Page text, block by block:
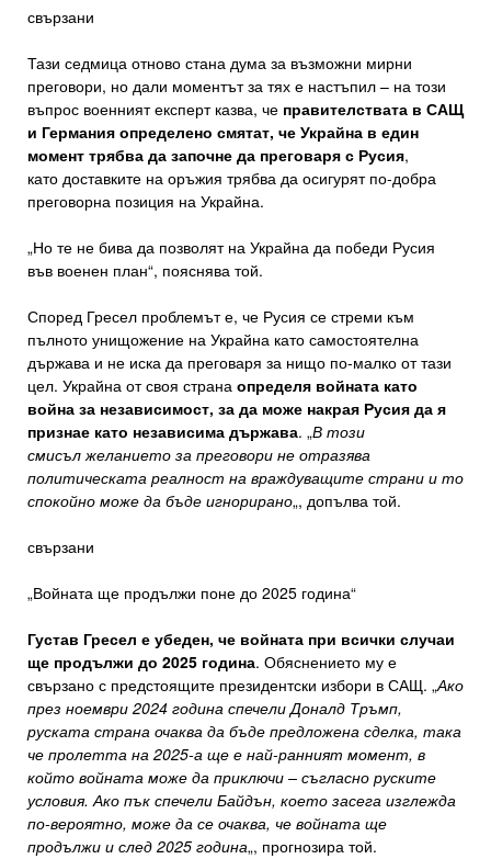
свързани
Тази седмица отново стана дума за възможни мирни
преговори, но дали моментът за тях е настъпил – на този
въпрос военният експерт казва, че правителствата в САЩ
и Германия определено смятат, че Украйна в един
момент трябва да започне да преговаря с Русия,
като доставките на оръжия трябва да осигурят по-добра
преговорна позиция на Украйна.
„Но те не бива да позволят на Украйна да победи Русия
във военен план“, пояснява той.
Според Гресел проблемът е, че Русия се стреми към
пълното унищожение на Украйна като самостоятелна
държава и не иска да преговаря за нищо по-малко от тази
цел. Украйна от своя страна определя войната като
война за независимост, за да може накрая Русия да я
признае като независима държава. „В този
смисъл желанието за преговори не отразява
политическата реалност на враждуващите страни и то
спокойно може да бъде игнорирано„, допълва той.
свързани
„Войната ще продължи поне до 2025 година“
Густав Гресел е убеден, че войната при всички случаи
ще продължи до 2025 година. Обяснението му е
свързано с предстоящите президентски избори в САЩ. „Ако
през ноември 2024 година спечели Доналд Тръмп,
руската страна очаква да бъде предложена сделка, така
че пролетта на 2025-а ще е най-ранният момент, в
който войната може да приключи – съгласно руските
условия. Ако пък спечели Байдън, което засега изглежда
по-вероятно, може да се очаква, че войната ще
продължи и след 2025 година„, прогнозира той.